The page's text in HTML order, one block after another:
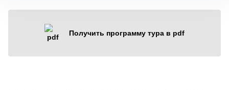
Получить программу тура в pdf